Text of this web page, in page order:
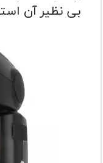
بی نظیر آن